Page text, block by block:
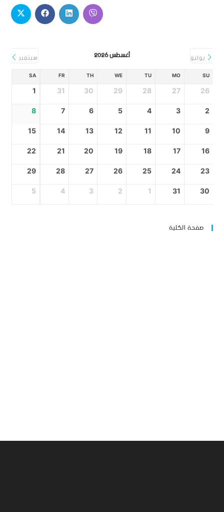
يوليو أغسطس 2026 سبتمبر
SU
MO
TU
WE
TH
FR
SA
26
27
28
29
30
31
1
2
3
4
5
6
7
8
9
10
11
12
13
14
15
16
17
18
19
20
21
22
23
24
25
26
27
28
29
30
31
1
2
3
4
5
صفحة الكلية